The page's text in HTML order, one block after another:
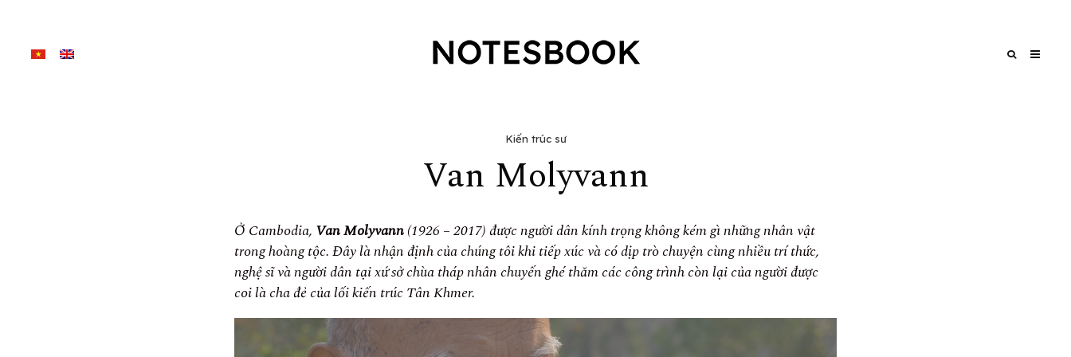
Kiến trúc sư
Van Molyvann
Ở Cambodia, Van Molyvann(1926 – 2017) được người dân kính trọng không kém gì những nhân vật
trong hoàng tộc. Đây là nhận định của chúng tôi khi tiếp xúc và có dịp trò chuyện cùng nhiều trí thức,
nghệ sĩ và người dân tại xứ sở chùa tháp nhân chuyến ghé thăm các công trình còn lại của người được
coi là cha đẻ của lối kiến trúc Tân Khmer.